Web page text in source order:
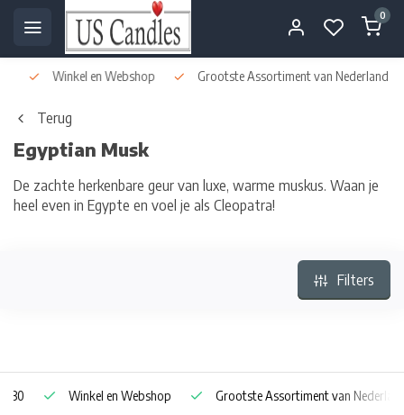
0
Winkel en Webshop Grootste Assortiment van Nederland &
Terug
Egyptian Musk
De zachte herkenbare geur van luxe, warme muskus. Waan je
heel even in Egypte en voel je als Cleopatra!
Filters
Winkel en Webshop Grootste Assortiment van Nederland &